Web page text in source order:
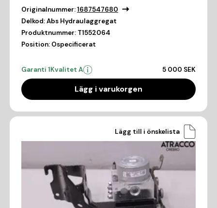
Originalnummer:1687547680
Delkod:Abs Hydraulaggregat
Produktnummer: T1552064
Position: Ospecificerat
Garanti 1Kvalitet A 5 000 SEK
Lägg i varukorgen
Lägg till i önskelista